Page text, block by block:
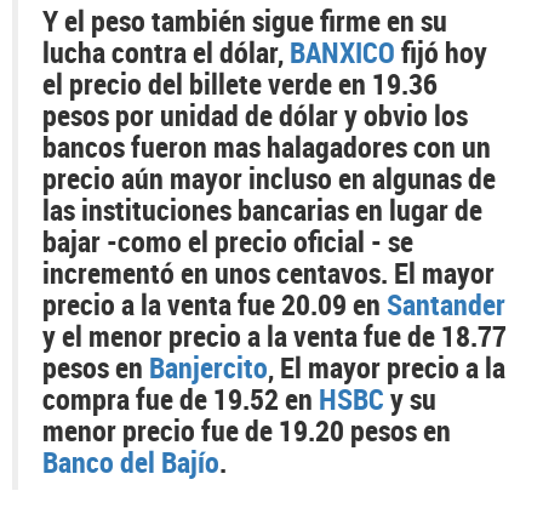
Y el peso también sigue firme en su
lucha contra el dólar,BANXICOfijó hoy
el precio del billete verde en 19.36
pesos por unidad de dólar y obvio los
bancos fueron mas halagadores con un
precio aún mayor incluso en algunas de
las instituciones bancarias en lugar de
bajar -como el precio oficial - se
incrementó en unos centavos. El mayor
precio a la venta fue 20.09 en Santander
y el menor precio a la venta fue de 18.77
pesos en Banjercito, El mayor precio a la
compra fue de 19.52 en HSBCy su
menor precio fue de 19.20 pesos en
Banco del Bajío.